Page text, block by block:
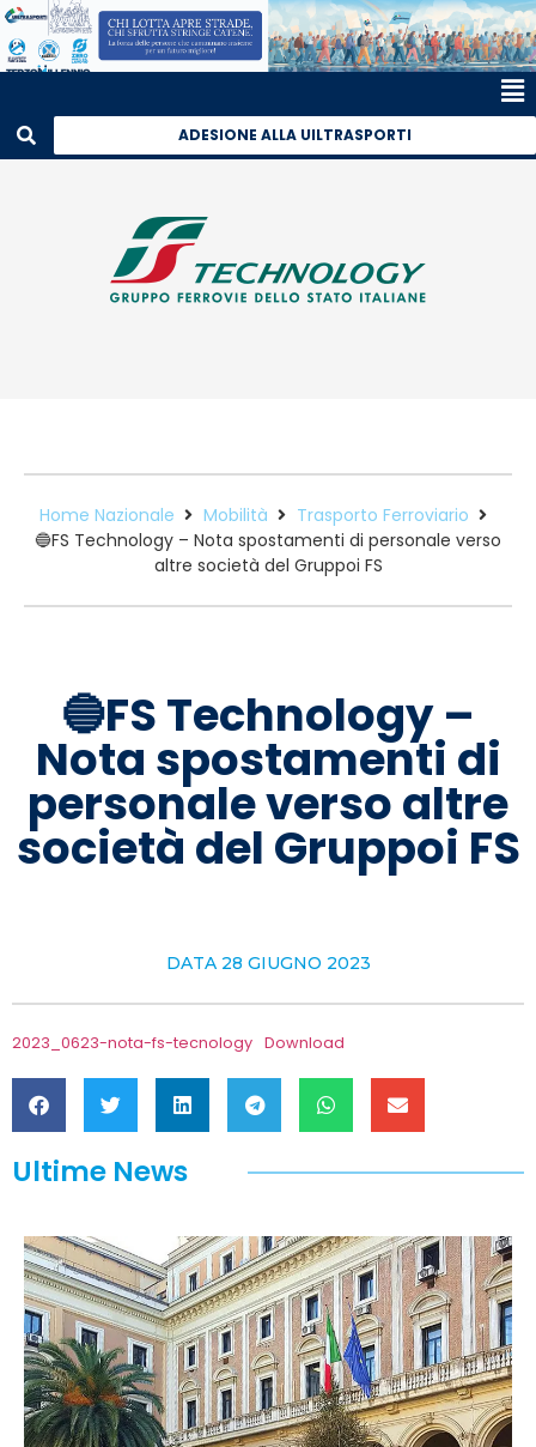
ADESIONE ALLA UILTRASPORTI
Home Nazionale Mobilità
Trasporto Ferroviario
🔵FS Technology – Nota spostamenti di personale verso
altre società del Gruppoi FS
🔵FS Technology –
Nota spostamenti di
personale verso altre
società del Gruppoi FS
DATA 28 GIUGNO 2023
2023_0623-nota-fs-tecnology Download
Ultime News